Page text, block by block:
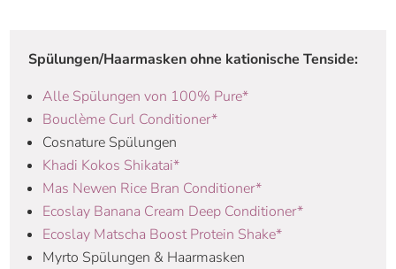
Spülungen/Haarmasken ohne kationische Tenside:
Alle Spülungen von 100% Pure*
Bouclème Curl Conditioner*
Cosnature Spülungen
Khadi Kokos Shikatai*
Mas Newen Rice Bran Conditioner*
Ecoslay Banana Cream Deep Conditioner*
Ecoslay Matscha Boost Protein Shake*
Myrto Spülungen & Haarmasken